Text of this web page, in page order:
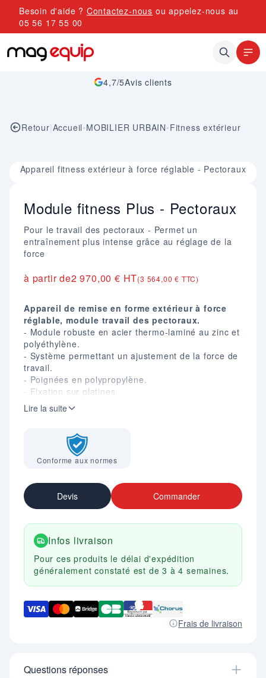
Allez au contenu
Besoin d'aide ? Contactez-nous ou appelez-nous au
05 56 17 55 00
4,7/5Avis clients
Retour|Accueil•MOBILIER URBAIN•Fitness extérieur
Image 1 sur 1
Appareil fitness extérieur à force réglable - Pectoraux
Module fitness Plus - Pectoraux
Pour le travail des pectoraux - Permet un
entraînement plus intense grâce au réglage de la
force
à partir de2 970,00 € HT(3 564,00 € TTC)
Appareil de remise en forme extérieur à force
réglable, module travail des pectoraux.
- Module robuste en acier thermo-laminé au zinc et
polyéthylène.
- Système permettant un ajustement de la force de
travail.
- Poignées en polypropylène.
- Fixation sur platines.
- Coloris : Gris.
- Dim. (mm) : H. 1000 X L. 1200 X P. 940.
- Poids : 121 kg.
- Conforme à la norme EN 16630.
Lire la suite
Conforme aux normes
Devis Commander
Infos livraison
Pour ces produits le délai d'expédition
généralement constaté est de 3 à 4 semaines.
Frais de livraison
Questions réponses